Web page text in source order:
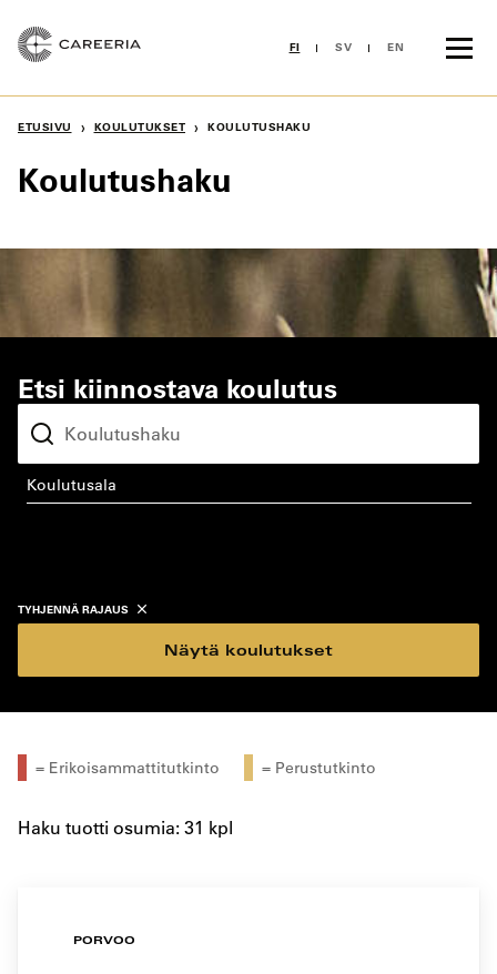
sisältöön
FI SV EN
ETUSIVU › KOULUTUKSET › KOULUTUSHAKU
Koulutushaku
Etsi kiinnostava koulutus
koulutusala
TYHJENNÄ RAJAUS
Näytä koulutukset
= Erikoisammattitutkinto = Perustutkinto
Haku tuotti osumia: 31 kpl
PORVOO